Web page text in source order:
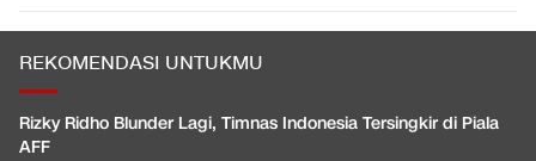
REKOMENDASI UNTUKMU
Rizky Ridho Blunder Lagi, Timnas Indonesia Tersingkir di Piala
AFF